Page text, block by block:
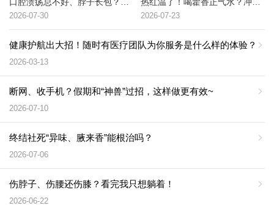
2026-07-30 2026-07-23
健康护航出大招！随时有医疗团队为你服务是什么样的体验？
2026-03-13
断网、收手机？假期和“神兽”过招，这样做更有效~
2026-07-10
终结社死“异味、腋来香”能根治吗？
2026-07-06
伤脖子、伤腰还伤膝？看完我只想躺着！
2026-06-22